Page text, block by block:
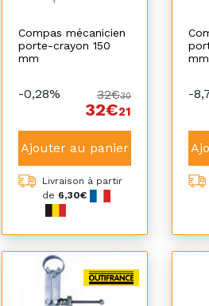
Compas mécanicien
porte-crayon 150
mm
-0,28% 32€30
32€21
Ajouter au panier
Livraison à partir
de 6,30€
mm
-